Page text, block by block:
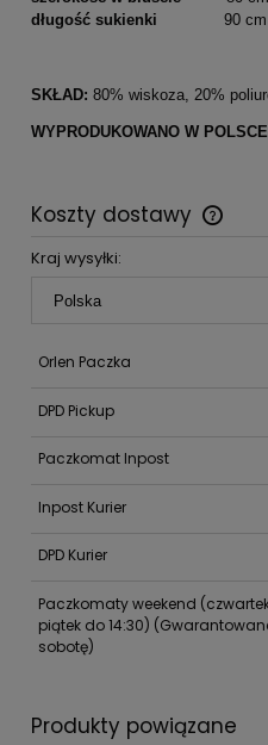
długość sukienki
90 cm
SKŁAD: 80% wiskoza, 20%
WYPRODUKOWANO W POLSCE
Koszty dostawy
Cena nie zawiera
Kraj wysyłki:
Orlen Paczka
DPD Pickup
Paczkomat Inpost
Inpost Kurier
DPD Kurier
Paczkomaty weekend
piątek do 14:30)
sobotę)
Produkty powiązane